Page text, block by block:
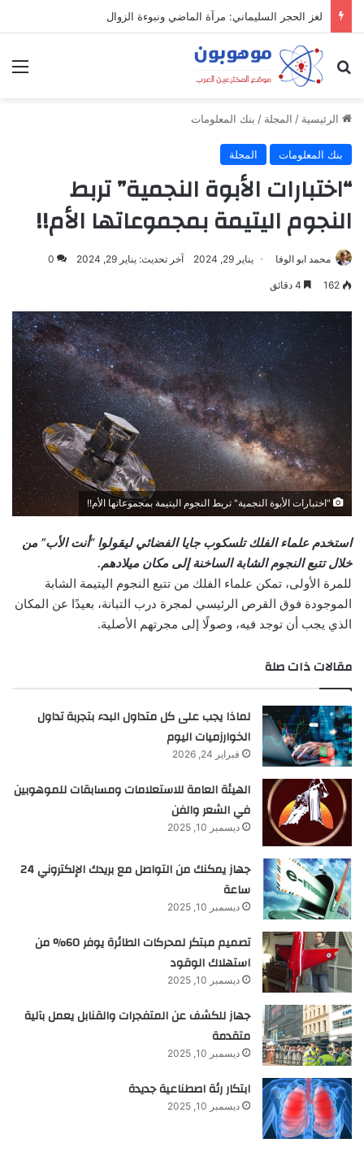
لغز الحجر السليماني: مرآة الماضي ونبوءة الزوال
بحث عن
الرئيسية / المجلة / بنك المعلومات
بنك المعلومات المجلة
“اختبارات الأبوة النجمية” تربط
النجوم اليتيمة بمجموعاتها الأم!!
محمد ابو الوفا يناير 29, 2024 آخر تحديث: يناير 29, 2024 0
162
"اختبارات الأبوة النجمية" تربط النجوم اليتيمة بمجموعاتها الأم!!
استخدم علماء الفلك تلسكوب جايا الفضائي ليقولوا “أنت الأب” من
خلال تتبع النجوم الشابة الساخنة إلى مكان ميلادهم.
للمرة الأولى، تمكن علماء الفلك من تتبع النجوم اليتيمة الشابة
الموجودة فوق القرص الرئيسي لمجرة درب التبانة، بعيدًا عن المكان
الذي يجب أن توجد فيه، وصولًا إلى مجرتهم الأصلية.
مقالات ذات صلة
لماذا يجب على كل متداول البدء بتجربة تداول
الخوارزميات اليوم
فبراير 24, 2026
الهيئة العامة للاستعلامات ومسابقات للموهوبين
في الشعر والفن
ديسمبر 10, 2025
جهاز يمكنك من التواصل مع بريدك الإلكتروني 24
ساعة
ديسمبر 10, 2025
تصميم مبتكر لمحركات الطائرة يوفر 60% من
استهلاك الوقود
ديسمبر 10, 2025
جهاز للكشف عن المتفجرات والقنابل يعمل بآلية
متقدمة
ديسمبر 10, 2025
ابتكار رئة اصطناعية جديدة
ديسمبر 10, 2025